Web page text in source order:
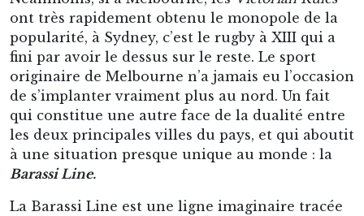
La ligne Barassi : la frontière invisible du sport australien
Le terme de « Ligne Barassi » fut utilisé pour la
première fois en 1979 en hommage à Ron